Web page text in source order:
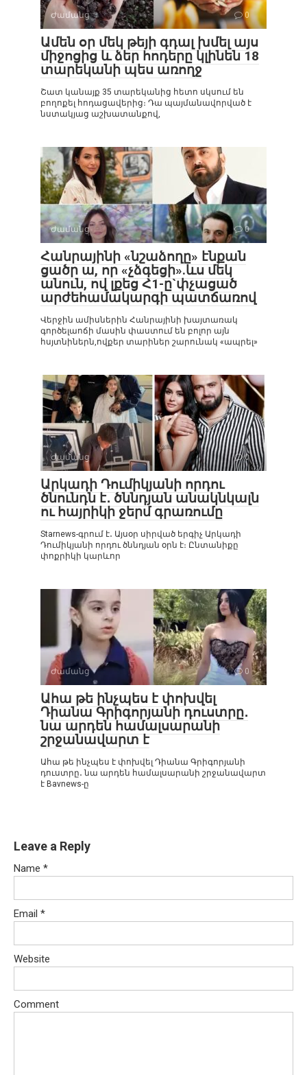
Ժամանց 0
Ամեն օր մեկ թեյի գդալ խմել այս
միջոցից և ձեր հոդերը կլինեն 18
տարեկանի պես առողջ
Շատ կանայք 35 տարեկանից հետո սկսում են
բողոքել հոդացավերից։ Դա պայմանավորված է
նստակյաց աշխատանքով,
Ժամանց 0
Հանրայինի «նշաձողը» էնքան
ցածր ա, որ «չձգեցի».ևս մեկ
անուն, ով լքեց Հ1-ը`փչացած
արժեհամակարգի պատճառով
Վերջին ամիսներին Հանրայինի խայտառակ
գործելաոճի մասին փաստում են բոլոր այն
հսյտնիներն,ովքեր տարիներ շարունակ «ապրել»
Ժամանց 0
Արկադի Դումիկյանի որդու
ծնունդն է․ ծննդյան անակնկալն
ու հայրիկի ջերմ գրառումը
Starnews-գրում է․ Այսօր սիրված երգիչ Արկադի
Դումիկյանի որդու ծննդյան օրն է։ Ընտանիքը
փոքրիկի կարևոր
Ժամանց 0
Ահա թե ինչպես է փոխվել
Դիանա Գրիգորյանի դուստրը․
նա արդեն համալսարանի
շրջանավարտ է
Ահա թե ինչպես է փոխվել Դիանա Գրիգորյանի
դուստրը․ նա արդեն համալսարանի շրջանավարտ
է Bavnews-ը
Leave a Reply
Name *
Email *
Website
Comment